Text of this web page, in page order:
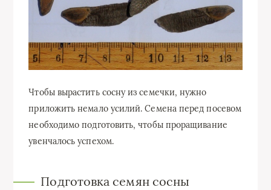
Чтобы вырастить сосну из семечки, нужно
приложить немало усилий. Семена перед посевом
необходимо подготовить, чтобы проращивание
увенчалось успехом.
Подготовка семян сосны